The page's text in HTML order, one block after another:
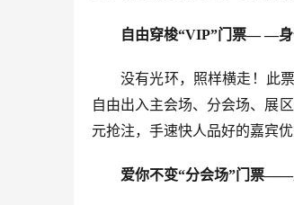
自由穿梭“VIP”门票— —身
没有光环，照样横走！此
自由出入主会场、分会场、展
元抢注，手速快人品好的嘉宾优
爱你不变“分会场”门票——